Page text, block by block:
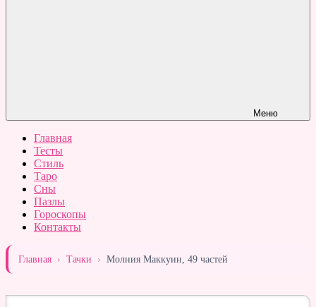
Меню
Главная
Тесты
Стиль
Таро
Сны
Пазлы
Гороскопы
Контакты
Главная › Тачки › Молния Маккуин, 49 частей